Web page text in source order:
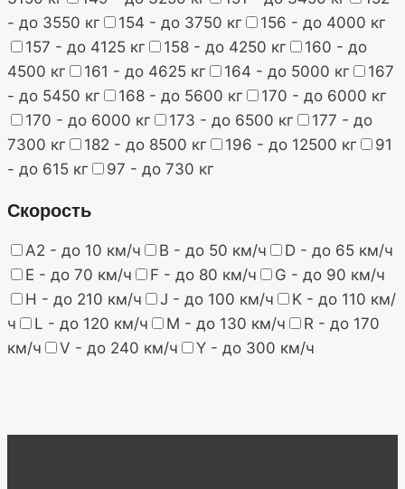
- до 3550 кг
154 - до 3750 кг
156 - до 4000 кг
157 - до 4125 кг
158 - до 4250 кг
160 - до
4500 кг
161 - до 4625 кг 164 - до 5000 кг
167
- до 5450 кг
168 - до 5600 кг
170 - до 6000 кг
170 - до 6000 кг
173 - до 6500 кг
177 - до
7300 кг
182 - до 8500 кг 196 - до 12500 кг
91
- до 615 кг
97 - до 730 кг
Скорость
A2 - до 10 км/ч B - до 50 км/ч
D - до 65 км/ч
E - до 70 км/ч
F - до 80 км/ч
G - до 90 км/ч
H - до 210 км/ч
J - до 100 км/ч
K - до 110 км/
ч
L - до 120 км/ч M - до 130 км/ч
R - до 170
км/ч
V - до 240 км/ч Y - до 300 км/ч